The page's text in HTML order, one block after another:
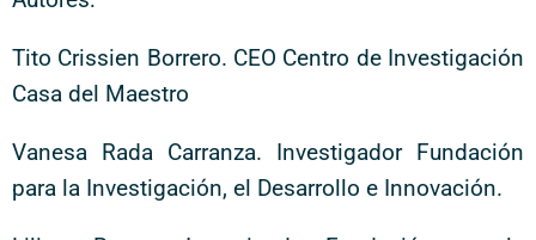
Tito Crissien Borrero. CEO Centro de Investigación
Casa del Maestro
Vanesa Rada Carranza. Investigador Fundación
para la Investigación, el Desarrollo e Innovación.